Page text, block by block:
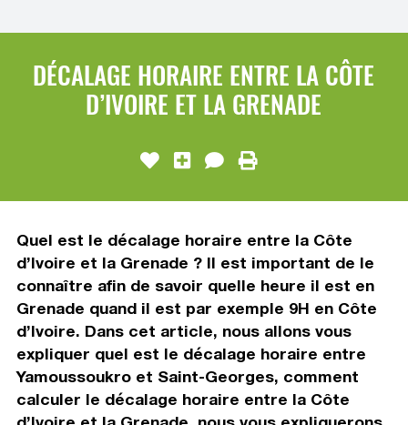
DÉCALAGE HORAIRE ENTRE LA CÔTE
D’IVOIRE ET LA GRENADE
Quel est le décalage horaire entre la Côte
d’Ivoire et la Grenade ? Il est important de le
connaître afin de savoir quelle heure il est en
Grenade quand il est par exemple 9H en Côte
d’Ivoire. Dans cet article, nous allons vous
expliquer quel est le décalage horaire entre
Yamoussoukro et Saint-Georges, comment
calculer le décalage horaire entre la Côte